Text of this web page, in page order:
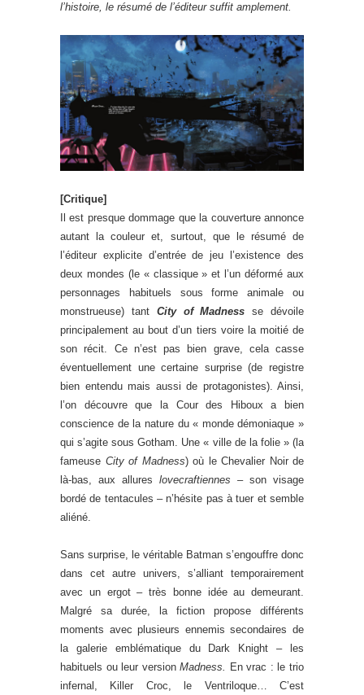
l’histoire, le résumé de l’éditeur suffit amplement.
[Critique]
Il est presque dommage que la couverture annonce
autant la couleur et, surtout, que le résumé de
l’éditeur explicite d’entrée de jeu l’existence des
deux mondes (le « classique » et l’un déformé aux
personnages habituels sous forme animale ou
monstrueuse) tant City of Madness se dévoile
principalement au bout d’un tiers voire la moitié de
son récit. Ce n’est pas bien grave, cela casse
éventuellement une certaine surprise (de registre
bien entendu mais aussi de protagonistes). Ainsi,
l’on découvre que la Cour des Hiboux a bien
conscience de la nature du « monde démoniaque »
qui s’agite sous Gotham. Une « ville de la folie » (la
fameuse City of Madness) où le Chevalier Noir de
là-bas, aux allures lovecraftiennes – son visage
bordé de tentacules – n’hésite pas à tuer et semble
aliéné.
Sans surprise, le véritable Batman s’engouffre donc
dans cet autre univers, s’alliant temporairement
avec un ergot – très bonne idée au demeurant.
Malgré sa durée, la fiction propose différents
moments avec plusieurs ennemis secondaires de
la galerie emblématique du Dark Knight – les
habituels ou leur versionMadness.
En vrac : le trio
infernal, Killer Croc, le Ventriloque… C’est